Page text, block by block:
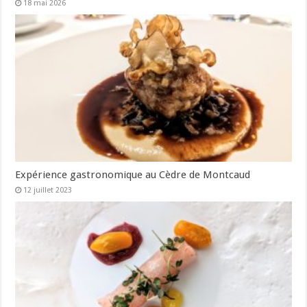
18 mai 2026
Expérience gastronomique au Cèdre de Montcaud
12 juillet 2023